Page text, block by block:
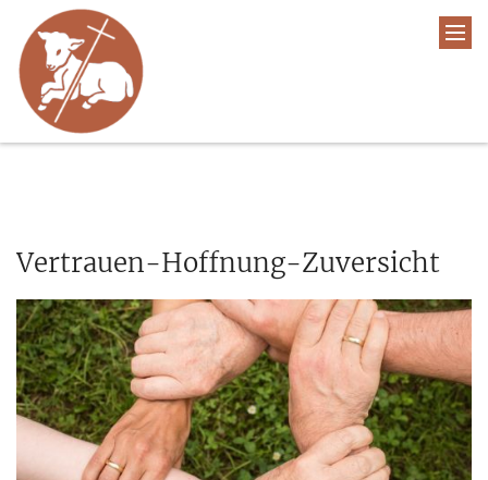
Vertrauen-Hoffnung-Zuversicht